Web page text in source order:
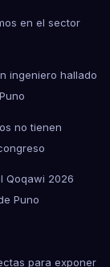
en el sector
ingeniero hallado
no tienen
Qoqawi 2026
Puno
para exponer